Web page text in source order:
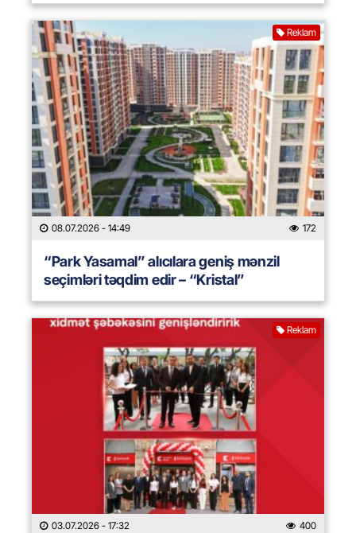
Reklam
08.07.2026 - 14:49 172
“Park Yasamal” alıcılara geniş mənzil
seçimləri təqdim edir – “Kristal”
Reklam
03.07.2026 - 17:32 400